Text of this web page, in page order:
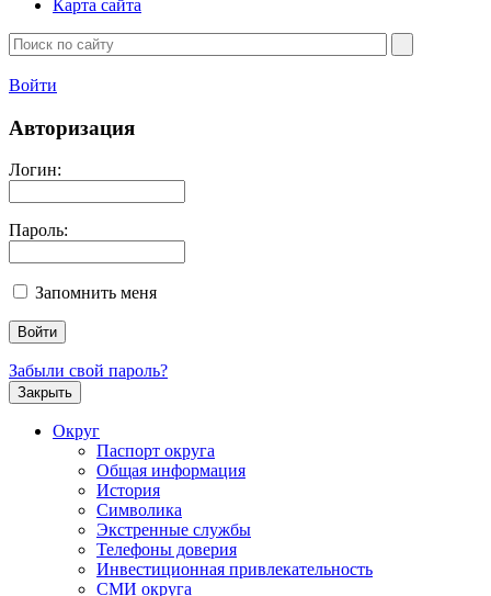
Карта сайта
Войти
Авторизация
Логин:
Пароль:
Запомнить меня
Забыли свой пароль?
Закрыть
Округ
Паспорт округа
Общая информация
История
Символика
Экстренные службы
Телефоны доверия
Инвестиционная привлекательность
СМИ округа